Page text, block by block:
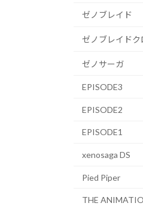
ゼノブレイド
ゼノブレイドク
ゼノサーガ
EPISODE3
EPISODE2
EPISODE1
xenosaga DS
Pied Piper
THE